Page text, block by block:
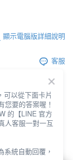
顯示電腦版詳細說明
客服
可以從下面卡片
您要的答案喔！
的【LINE 官方
人客服一對一互
統自動回覆，